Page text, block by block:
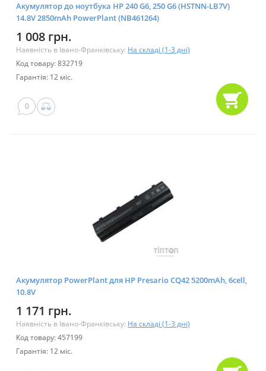
Акумулятор до ноутбука HP 240 G6, 250 G6 (HSTNN-LB7V)
14.8V 2850mAh PowerPlant (NB461264)
1 008 грн.
Наявність в Івано-Франківську: На складі (1-3 дні)
Код товару: 832719
Гарантія: 12 міс.
0
Акумулятор PowerPlant для HP Presario CQ42 5200mAh, 6cell,
10.8V
1 171 грн.
Наявність в Івано-Франківську: На складі (1-3 дні)
Код товару: 457199
Гарантія: 12 міс.